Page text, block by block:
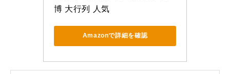
博 大行列 人気
Amazonで詳細を確認